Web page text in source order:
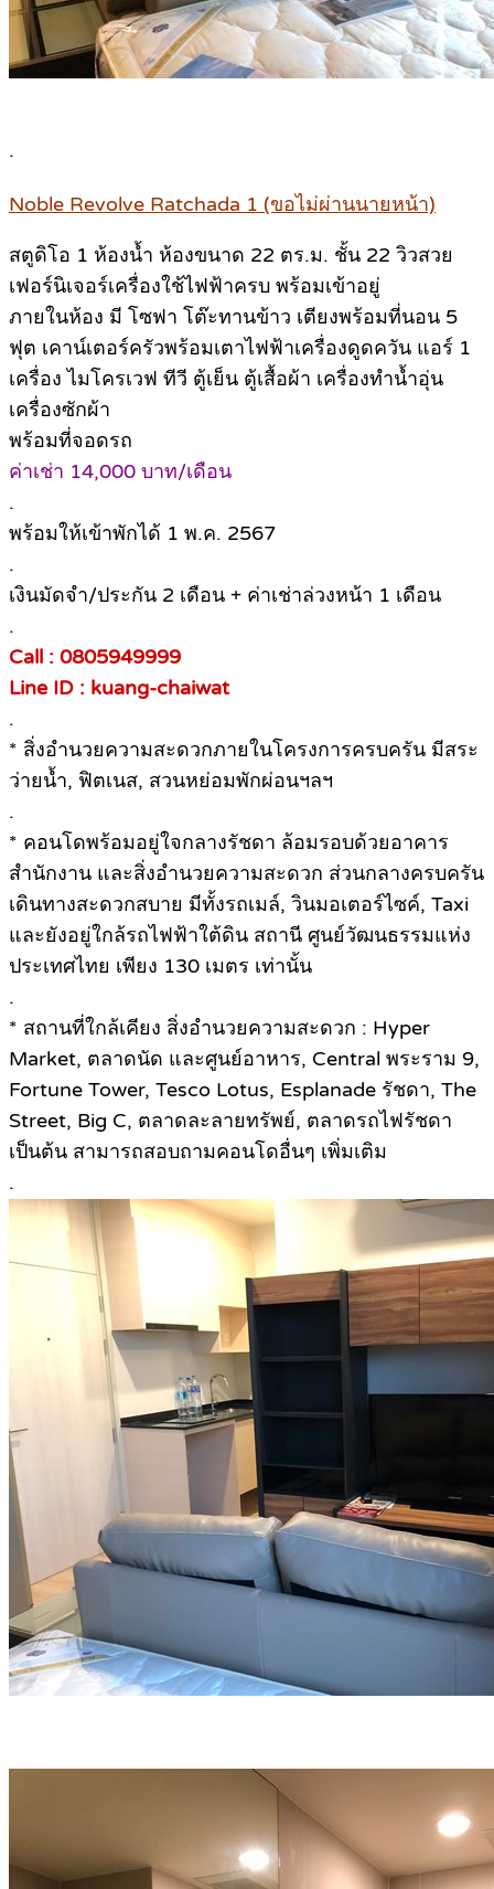
.
Noble Revolve Ratchada 1 (ขอไม่ผ่านนายหน้า)
สตูดิโอ 1 ห้องน้ำ ห้องขนาด 22 ตร.ม. ชั้น 22 วิวสวย
เฟอร์นิเจอร์เครื่องใช้ไฟฟ้าครบ พร้อมเข้าอยู่
ภายในห้อง มี โซฟา โต๊ะทานข้าว เตียงพร้อมที่นอน 5
ฟุต เคาน์เตอร์ครัวพร้อมเตาไฟฟ้าเครื่องดูดควัน แอร์ 1
เครื่อง ไมโครเวฟ ทีวี ตู้เย็น ตู้เสื้อผ้า เครื่องทำน้ำอุ่น
เครื่องซักผ้า
พร้อมที่จอดรถ
ค่าเช่า 14,000 บาท/เดือน
.
พร้อมให้เข้าพักได้ 1 พ.ค. 2567
.
เงินมัดจำ/ประกัน 2 เดือน + ค่าเช่าล่วงหน้า 1 เดือน
.
Call : 0805949999
Line ID : kuang-chaiwat
.
* สิ่งอำนวยความสะดวกภายในโครงการครบครัน มีสระ
ว่ายน้ำ, ฟิตเนส, สวนหย่อมพักผ่อนฯลฯ
.
* คอนโดพร้อมอยู่ใจกลางรัชดา ล้อมรอบด้วยอาคาร
สำนักงาน และสิ่งอำนวยความสะดวก ส่วนกลางครบครัน
เดินทางสะดวกสบาย มีทั้งรถเมล์, วินมอเตอร์ไซค์, Taxi
และยังอยู่ใกล้รถไฟฟ้าใต้ดิน สถานี ศูนย์วัฒนธรรมแห่ง
ประเทศไทย เพียง 130 เมตร เท่านั้น
.
* สถานที่ใกล้เคียง สิ่งอำนวยความสะดวก : Hyper
Market, ตลาดนัด และศูนย์อาหาร, Central พระราม 9,
Fortune Tower, Tesco Lotus, Esplanade รัชดา, The
Street, Big C, ตลาดละลายทรัพย์, ตลาดรถไฟรัชดา
เป็นต้น สามารถสอบถามคอนโดอื่นๆ เพิ่มเติม
.